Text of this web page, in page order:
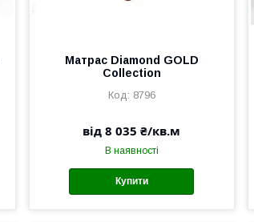
Матрас Diamond GOLD
Collection
8796
від 8 035 ₴/кв.м
В наявності
Купити